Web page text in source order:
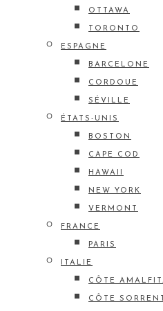
OTTAWA
TORONTO
ESPAGNE
BARCELONE
CORDOUE
SÉVILLE
ÉTATS-UNIS
BOSTON
CAPE COD
HAWAII
NEW YORK
VERMONT
FRANCE
PARIS
ITALIE
CÔTE
CÔTE